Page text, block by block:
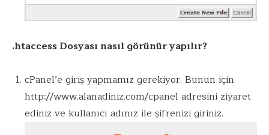
.htaccess Dosyası nasıl görünür yapılır?
cPanel’e giriş yapmamız gerekiyor. Bunun için
http://www.alanadiniz.com/cpanel adresini ziyaret
ediniz ve kullanıcı adınız ile şifrenizi giriniz.